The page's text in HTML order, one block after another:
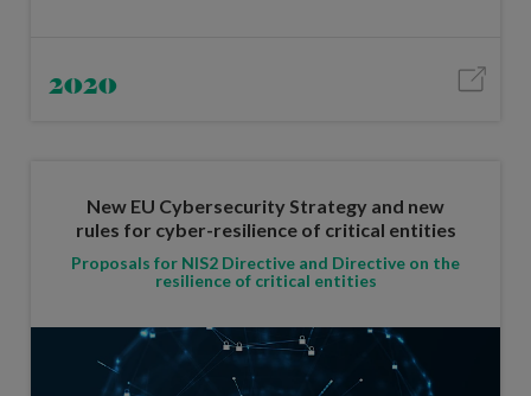
2020
New EU Cybersecurity Strategy and new
rules for cyber-resilience of critical entities
Proposals for NIS2 Directive and Directive on the
resilience of critical entities